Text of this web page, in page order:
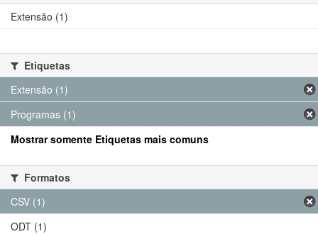
Extensão (1)
Etiquetas
Extensão (1)
Programas (1)
Mostrar somente Etiquetas mais comuns
Formatos
CSV (1)
ODT (1)